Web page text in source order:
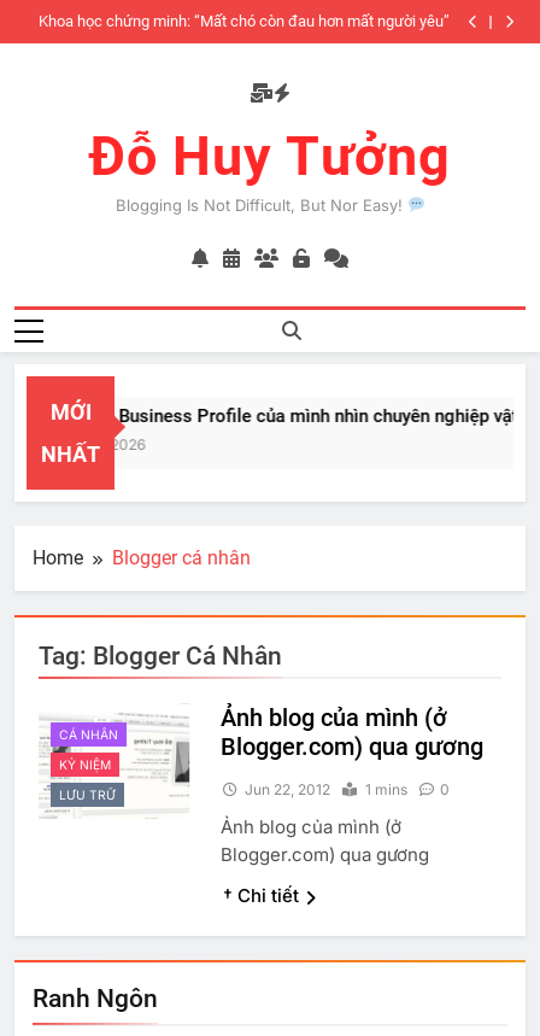
to
Khoa học chứng minh: “Mất chó còn đau hơn mất người yêu”
Đỗ Huy Tưởng
Blogging Is Not Difficult, But Nor Easy!
MỚI
NHẤT
PayPal Business Profile của mình nhìn chuyên nghiệp vật vã
Feb 22, 2026
Home Blogger cá nhân
Ranh Ngôn
Tag: Blogger Cá Nhân
CÁ NHÂN
KỶ NIỆM
LƯU TRỮ
Ảnh blog của mình (ở
Blogger.com) qua gương
Jun 22, 2012 1 mins 0
Ảnh blog của mình (ở
Blogger.com) qua gương
† Chi tiết